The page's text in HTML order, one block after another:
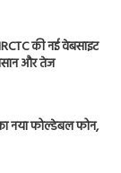
की नई वेबसाइट
और तेज
नया फोल्डेबल फोन,